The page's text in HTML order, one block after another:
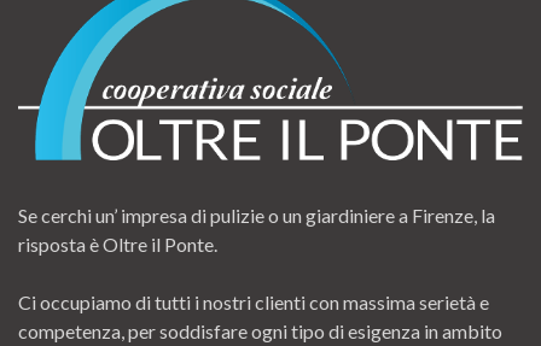
Se cerchi un’ impresa di pulizie o un giardiniere a Firenze, la
risposta è Oltre il Ponte.
Ci occupiamo di tutti i nostri clienti con massima serietà e
competenza, per soddisfare ogni tipo di esigenza in ambito